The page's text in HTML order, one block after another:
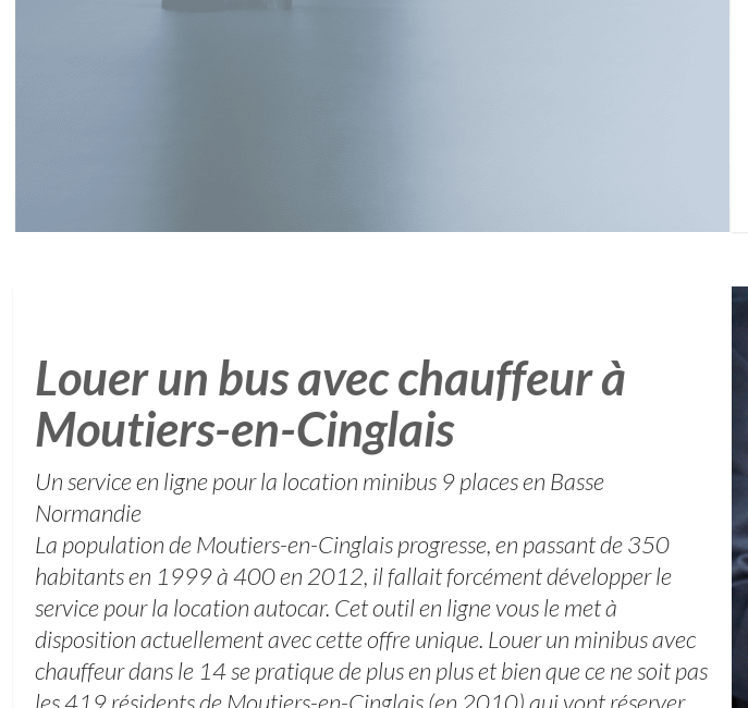
Louer un bus avec chauffeur à
Moutiers-en-Cinglais
Un service en ligne pour la location minibus 9 places en Basse
Normandie
La population de Moutiers-en-Cinglais progresse, en passant de 350
habitants en 1999 à 400 en 2012, il fallait forcément développer le
service pour la location autocar. Cet outil en ligne vous le met à
disposition actuellement avec cette offre unique. Louer un minibus avec
chauffeur dans le 14 se pratique de plus en plus et bien que ce ne soit pas
les 419 résidents de Moutiers-en-Cinglais (en 2010) qui vont réserver